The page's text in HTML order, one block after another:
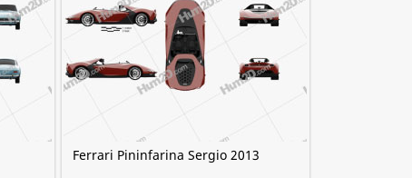
Ferrari Pininfarina Sergio 2013